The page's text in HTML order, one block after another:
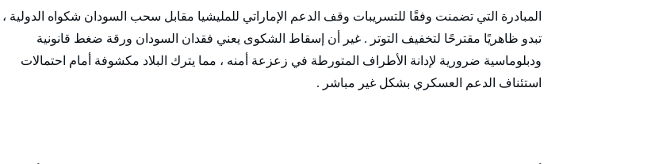
المبادرة التي تضمنت وفقًا للتسريبات وقف الدعم الإماراتي للمليشيا مقابل سحب السودان شكواه الدولية ،
تبدو ظاهريًا مقترحًا لتخفيف التوتر . غير أن إسقاط الشكوى يعني فقدان السودان ورقة ضغط قانونية
ودبلوماسية ضرورية لإدانة الأطراف المتورطة في زعزعة أمنه ، مما يترك البلاد مكشوفة أمام احتمالات
استئناف الدعم العسكري بشكل غير مباشر .